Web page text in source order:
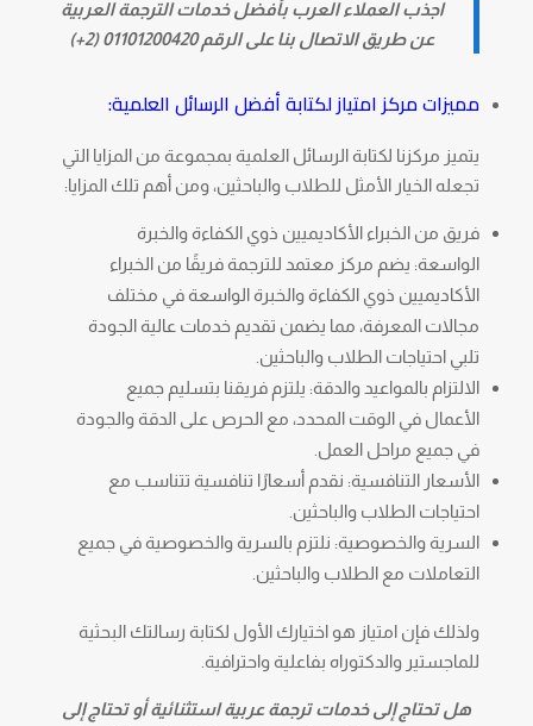
اجذب العملاء العرب بأفضل خدمات الترجمة العربية
عن طريق الاتصال بنا على الرقم 01101200420 (2+)
مميزات مركز امتياز لكتابة أفضل الرسائل العلمية:
يتميز مركزنا لكتابة الرسائل العلمية بمجموعة من المزايا التي
تجعله الخيار الأمثل للطلاب والباحثين، ومن أهم تلك المزايا:
فريق من الخبراء الأكاديميين ذوي الكفاءة والخبرة
الواسعة: يضم مركز معتمد للترجمة فريقًا من الخبراء
الأكاديميين ذوي الكفاءة والخبرة الواسعة في مختلف
مجالات المعرفة، مما يضمن تقديم خدمات عالية الجودة
تلبي احتياجات الطلاب والباحثين.
الالتزام بالمواعيد والدقة: يلتزم فريقنا بتسليم جميع
الأعمال في الوقت المحدد، مع الحرص على الدقة والجودة
في جميع مراحل العمل.
الأسعار التنافسية: نقدم أسعارًا تنافسية تتناسب مع
احتياجات الطلاب والباحثين.
السرية والخصوصية: نلتزم بالسرية والخصوصية في جميع
التعاملات مع الطلاب والباحثين.
ولذلك فإن امتياز هو اختيارك الأول لكتابة رسالتك البحثية
للماجستير والدكتوراه بفاعلية واحترافية.
هل تحتاج إلى خدمات ترجمة عربية استثنائية أو تحتاج إلى